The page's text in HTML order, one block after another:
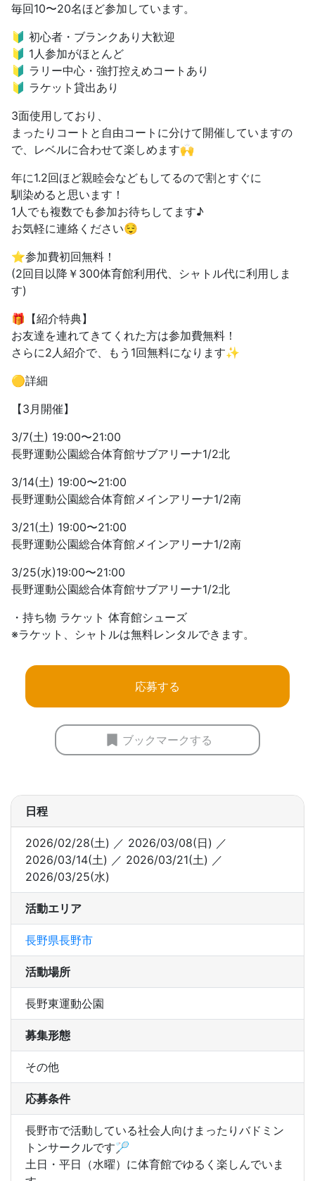
毎回10〜20名ほど参加しています。
🔰 初心者・ブランクあり大歓迎
🔰 1人参加がほとんど
🔰 ラリー中心・強打控えめコートあり
🔰 ラケット貸出あり
3面使用しており、
まったりコートと自由コートに分けて開催していますの
で、レベルに合わせて楽しめます🙌
年に1.2回ほど親睦会などもしてるので割とすぐに
馴染めると思います！
1人でも複数でも参加お待ちしてます♪
お気軽に連絡ください😌
⭐️参加費初回無料！
(2回目以降￥300体育館利用代、シャトル代に利用しま
す)
🎁【紹介特典】
お友達を連れてきてくれた方は参加費無料！
さらに2人紹介で、もう1回無料になります✨
🟡詳細
【3月開催】
3/7(土) 19:00〜21:00
長野運動公園総合体育館サブアリーナ1/2北
3/14(土) 19:00〜21:00
長野運動公園総合体育館メインアリーナ1/2南
3/21(土) 19:00〜21:00
長野運動公園総合体育館メインアリーナ1/2南
3/25(水)19:00〜21:00
長野運動公園総合体育館サブアリーナ1/2北
・持ち物 ラケット 体育館シューズ
※ラケット、シャトルは無料レンタルできます。
応募する
ブックマークする
日程
2026/02/28(土) ／ 2026/03/08(日) ／
2026/03/14(土) ／ 2026/03/21(土) ／
2026/03/25(水)
活動エリア
長野県長野市
活動場所
長野東運動公園
募集形態
その他
応募条件
長野市で活動している社会人向けまったりバドミン
トンサークルです🏸
土日・平日（水曜）に体育館でゆるく楽しんでいま